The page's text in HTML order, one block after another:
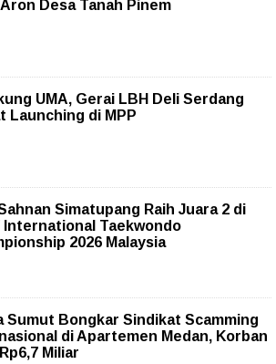
Desa Tanah Pinem
UMA, Gerai LBH Deli Serdang
Launching di MPP
Simatupang Raih Juara 2 di
International Taekwondo
2026 Malaysia
Sumut Bongkar Sindikat Scamming
di Apartemen Medan, Korban
Miliar